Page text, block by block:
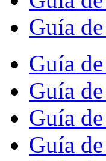
Guía
Guía
Guía
Guía
Guía